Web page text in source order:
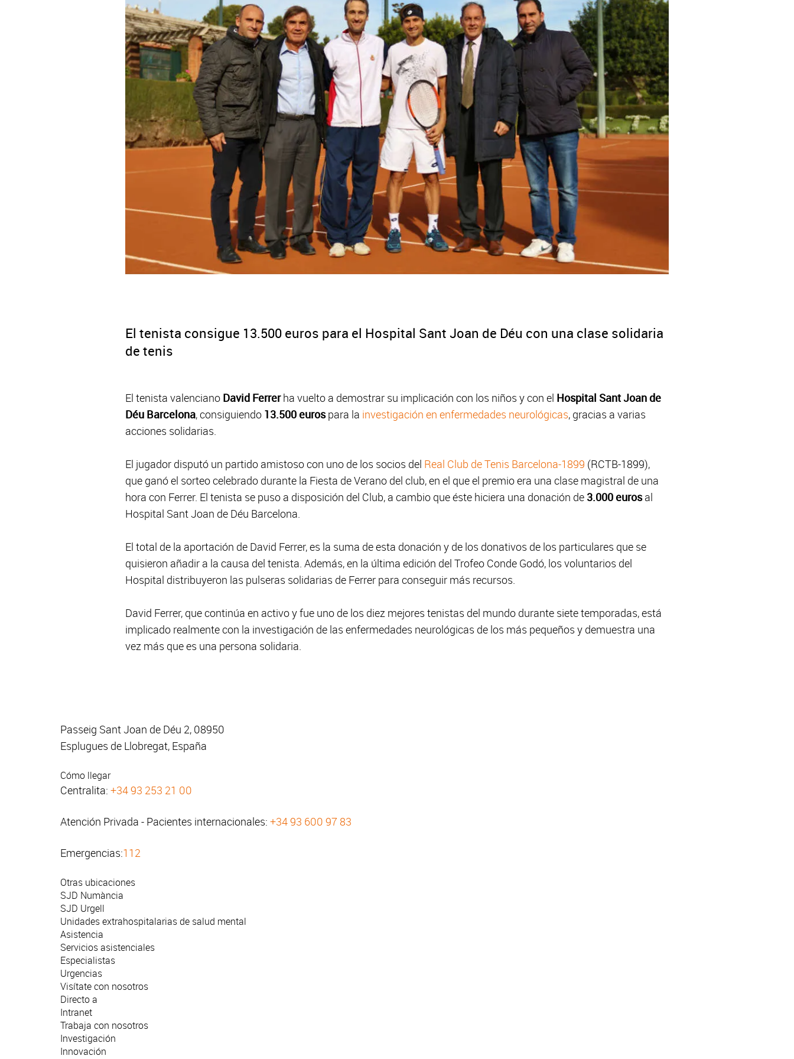
El tenista consigue 13.500 euros para el Hospital Sant Joan de Déu con una clase solidaria
de tenis
El tenista valenciano David Ferrerha vuelto a demostrar su implicación con los niños y con el Hospital Sant Joan de
Déu Barcelona, consiguiendo 13.500 eurospara la investigación en enfermedades neurológicas, gracias a varias
acciones solidarias.
El jugador disputó un partido amistoso con uno de los socios del Real Club de Tenis Barcelona-1899 (RCTB-1899),
que ganó el sorteo celebrado durante la Fiesta de Verano del club, en el que el premio era una clase magistral de una
hora con Ferrer. El tenista se puso a disposición del Club, a cambio que éste hiciera una donación de 3.000 eurosal
Hospital Sant Joan de Déu Barcelona.
El total de la aportación de David Ferrer, es la suma de esta donación y de los donativos de los particulares que se
quisieron añadir a la causa del tenista. Además, en la última edición del Trofeo Conde Godó, los voluntarios del
Hospital distribuyeron las pulseras solidarias de Ferrer para conseguir más recursos.
David Ferrer, que continúa en activo y fue uno de los diez mejores tenistas del mundo durante siete temporadas, está
implicado realmente con la investigación de las enfermedades neurológicas de los más pequeños y demuestra una
vez más que es una persona solidaria.
Passeig Sant Joan de Déu 2, 08950
Esplugues de Llobregat, España
Cómo llegar
Centralita: +34 93 253 21 00
Atención Privada - Pacientes internacionales: +34 93 600 97 83
Emergencias:112
Otras ubicaciones
SJD Numància
SJD Urgell
Unidades extrahospitalarias de salud mental
Asistencia
Servicios asistenciales
Especialistas
Urgencias
Visítate con nosotros
Directo a
Intranet
Trabaja con nosotros
Investigación
Innovación